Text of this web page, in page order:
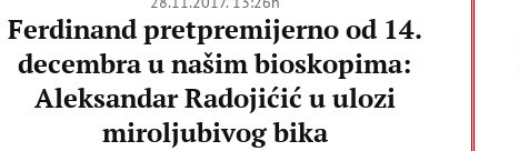
Ferdinand pretpremijerno od 14.
decembra u našim bioskopima:
Aleksandar Radojićić u ulozi
miroljubivog bika